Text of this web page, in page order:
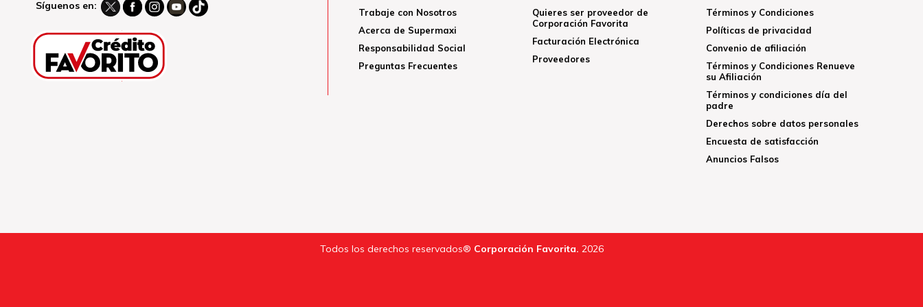
Síguenos en:
Trabaje con Nosotros
Acerca de Supermaxi
Responsabilidad Social
Preguntas Frecuentes
Quieres ser proveedor de
Corporación Favorita
Facturación Electrónica
Proveedores
Términos y Condiciones
Políticas de privacidad
Convenio de afiliación
Términos y Condiciones Renueve
su Afiliación
Términos y condiciones día del
padre
Derechos sobre datos personales
Encuesta de satisfacción
Anuncios Falsos
Todos los derechos reservados® Corporación Favorita. 2026